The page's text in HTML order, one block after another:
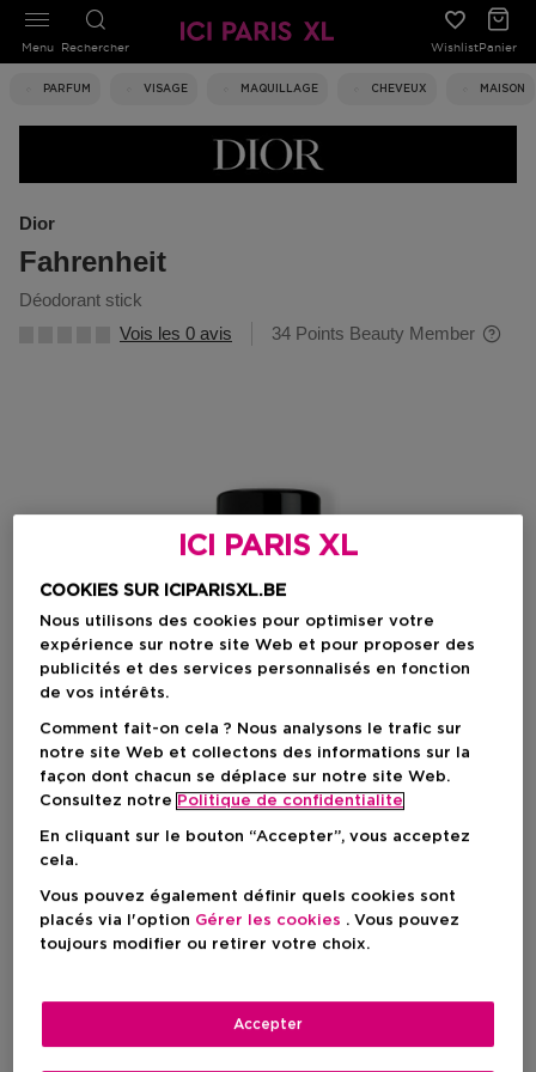
Rechercher WishlistPanier
PARFUM VISAGE MAQUILLAGE CHEVEUX MAISON
Menu
Dior
Fahrenheit
déodorant stick
Vois les 0 avis
34 Points Beauty Member
Choisissez votre format
75 G En stock
ICI PARIS XL
COOKIES SUR ICIPARISXL.BE
Nous utilisons des cookies pour optimiser votre
expérience sur notre site Web et pour proposer des
publicités et des services personnalisés en fonction
de vos intérêts.
Comment fait-on cela ? Nous analysons le trafic sur
notre site Web et collectons des informations sur la
façon dont chacun se déplace sur notre site Web.
Consultez notre Politique de confidentialite
En cliquant sur le bouton “Accepter”, vous acceptez
cela.
Vous pouvez également définir quels cookies sont
placés via l'option Gérer les cookies . Vous pouvez
toujours modifier ou retirer votre choix.
Accepter